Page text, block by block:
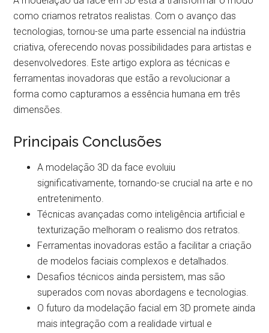
como criamos retratos realistas. Com o avanço das
tecnologias, tornou-se uma parte essencial na indústria
criativa, oferecendo novas possibilidades para artistas e
desenvolvedores. Este artigo explora as técnicas e
ferramentas inovadoras que estão a revolucionar a
forma como capturamos a essência humana em três
dimensões.
Principais Conclusões
A modelação 3D da face evoluiu
significativamente, tornando-se crucial na arte e no
entretenimento.
Técnicas avançadas como inteligência artificial e
texturização melhoram o realismo dos retratos.
Ferramentas inovadoras estão a facilitar a criação
de modelos faciais complexos e detalhados.
Desafios técnicos ainda persistem, mas são
superados com novas abordagens e tecnologias.
O futuro da modelação facial em 3D promete ainda
mais integração com a realidade virtual e